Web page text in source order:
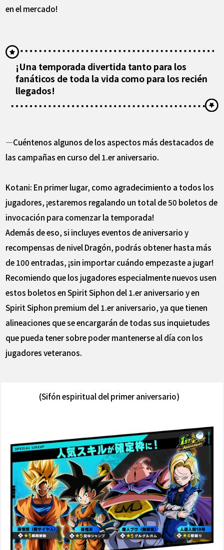
en el mercado!
¡Una temporada divertida tanto para los
fanáticos de toda la vida como para los recién
llegados!
―Cuéntenos algunos de los aspectos más destacados de
las campañas en curso del 1.er aniversario.
Kotani: En primer lugar, como agradecimiento a todos los
jugadores, ¡estaremos regalando un total de 50 boletos de
invocación para comenzar la temporada!
Además de eso, si incluyes eventos de aniversario y
recompensas de nivel Dragón, podrás obtener hasta más
de 100 entradas, ¡sin importar cuándo empezaste a jugar!
Recomiendo que los jugadores especialmente nuevos usen
estos boletos en Spirit Siphon del 1.er aniversario y en
Spirit Siphon premium del 1.er aniversario, ya que tienen
alineaciones que se encargarán de todas sus inquietudes
que pueda tener sobre poder mantenerse al día con los
jugadores veteranos.
(Sifón espiritual del primer aniversario)